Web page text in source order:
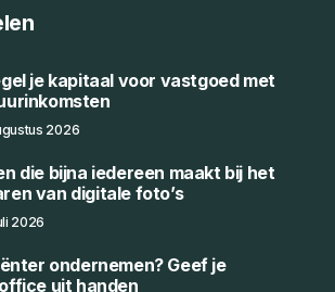
je kapitaal voor vastgoed met
2026
die bijna iedereen maakt bij het
van digitale foto’s
2026
ondernemen? Geef je
uit handen